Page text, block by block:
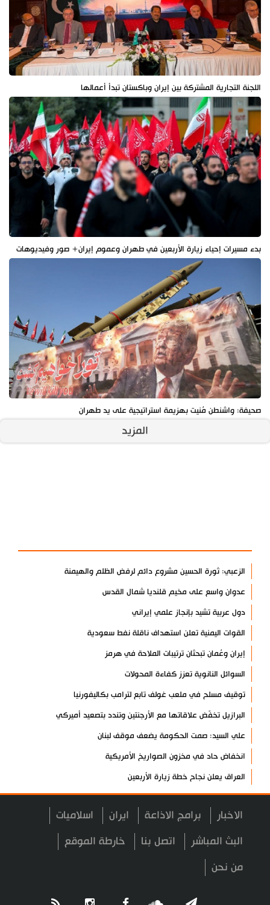
اللجنة التجارية المشتركة بين إيران وباكستان تبدأ أعمالها
بدء مسيرات إحياء زيارة الأربعين في طهران وعموم إيران+ صور وفيديوهات
صحيفة: واشنطن مُنيت بهزيمة استراتيجية على يد طهران
المزيد
الزعبي: ثورة الحسين مشروع دائم لرفض الظلم والهيمنة
عدوان واسع على مخيم قلنديا شمال القدس
دول عربية تشيد بإنجاز علمي إيراني
القوات اليمنية تعلن استهداف ناقلة نفط سعودية
إيران وعُمان تبحثان ترتيبات الملاحة في هرمز
السوائل النانوية تعزز كفاءة المحولات
توقيف مسلح في ملعب غولف تابع لترامب بكاليفورنيا
البرازيل تخفّض علاقاتها مع الأرجنتين وتندد بتصعيد أميركي
علي السيد: صمت الحكومة يضعف موقف لبنان
انخفاض حاد في مخزون الصواريخ الأمريكية
العراق يعلن نجاح خطة زيارة الأربعين
رضائي: إيران جاهزة للدفاع عن سيادتها
رئيس بلدية طهران يلتقي مع متولي العتبة الحسينية ومحافظ كربلاء
تقرير مصور.. مراسم عزاء الأربعين بجوار مكان استشهاد الإمام
فريق طبي إيراني ينقذ حياة طفل عراقي بأعجوبة+ فيديو
الشيخ قاسم: المقاومة مستمرة ما دام الاحتلال موجودا
الاخبار برامج الاذاعة ايران اسلاميات
البث المباشر اتصل بنا خارطة الموقع
من نحن